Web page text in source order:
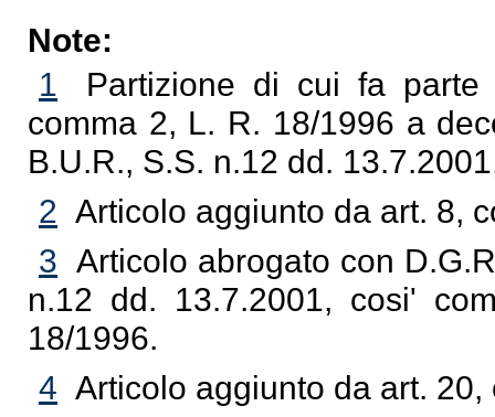
Note:
1
Partizione di cui fa
comma 2, L. R. 18/1996 a
B.U.R., S.S. n.12 dd.
2 Articolo aggiunto da art. 8,
3 Articolo abrogato con
n.12 dd. 13.7.2001, cosi'
18/1996.
4 Articolo aggiunto da art.